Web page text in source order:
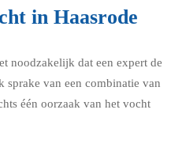
in Haasrode
noodzakelijk dat een expert de
sprake van een combinatie van
één oorzaak van het vocht